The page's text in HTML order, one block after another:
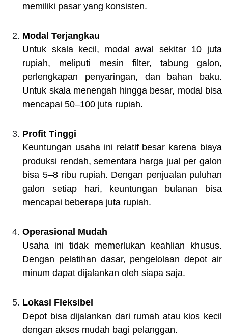
memiliki pasar yang konsisten.
Modal Terjangkau
Untuk skala kecil, modal awal sekitar 10 juta
rupiah, meliputi mesin filter, tabung galon,
perlengkapan penyaringan, dan bahan baku.
Untuk skala menengah hingga besar, modal bisa
mencapai 50–100 juta rupiah.
Profit Tinggi
Keuntungan usaha ini relatif besar karena biaya
produksi rendah, sementara harga jual per galon
bisa 5–8 ribu rupiah. Dengan penjualan puluhan
galon setiap hari, keuntungan bulanan bisa
mencapai beberapa juta rupiah.
Operasional Mudah
Usaha ini tidak memerlukan keahlian khusus.
Dengan pelatihan dasar, pengelolaan depot air
minum dapat dijalankan oleh siapa saja.
Lokasi Fleksibel
Depot bisa dijalankan dari rumah atau kios kecil
dengan akses mudah bagi pelanggan.